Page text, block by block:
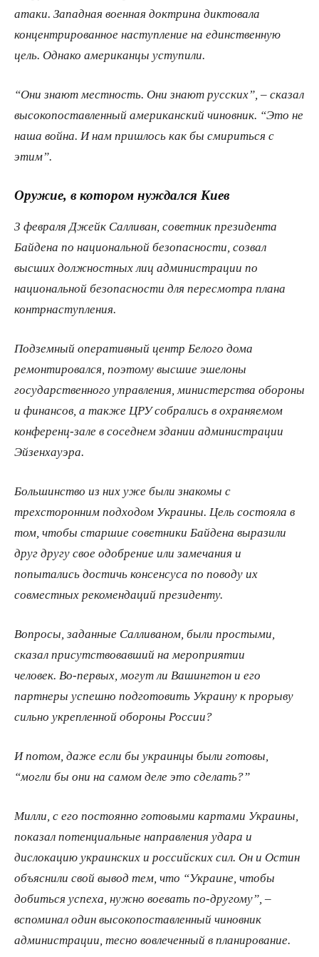
атаки. Западная военная доктрина диктовала
концентрированное наступление на единственную
цель. Однако американцы уступили.
“Они знают местность. Они знают русских”, – сказал
высокопоставленный американский чиновник. “Это не
наша война. И нам пришлось как бы смириться с
этим”.
Оружие, в котором нуждался Киев
3 февраля Джейк Салливан, советник президента
Байдена по национальной безопасности, созвал
высших должностных лиц администрации по
национальной безопасности для пересмотра плана
контрнаступления.
Подземный оперативный центр Белого дома
ремонтировался, поэтому высшие эшелоны
государственного управления, министерства обороны
и финансов, а также ЦРУ собрались в охраняемом
конференц-​зале в соседнем здании администрации
Эйзенхауэра.
Большинство из них уже были знакомы с
трехсторонним подходом Украины. Цель состояла в
том, чтобы старшие советники Байдена выразили
друг другу свое одобрение или замечания и
попытались достичь консенсуса по поводу их
совместных рекомендаций президенту.
Вопросы, заданные Салливаном, были простыми,
сказал присутствовавший на мероприятии
человек. Во-​первых, могут ли Вашингтон и его
партнеры успешно подготовить Украину к прорыву
сильно укрепленной обороны России?
И потом, даже если бы украинцы были готовы,
“могли бы они на самом деле это сделать?”
Милли, с его постоянно готовыми картами Украины,
показал потенциальные направления удара и
дислокацию украинских и российских сил. Он и Остин
объяснили свой вывод тем, что “Украине, чтобы
добиться успеха, нужно воевать по-​другому”, –
вспоминал один высокопоставленный чиновник
администрации, тесно вовлеченный в планирование.